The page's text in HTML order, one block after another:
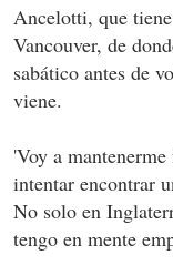
Ancelotti, que
Vancouver, de
sabático antes de
viene.
'Voy a
intentar encontrar
No solo en
tengo en mente